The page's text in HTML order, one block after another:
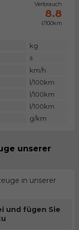
Verbrauch
8.8
l/100km
kg
s
km/h
l/100km
l/100km
l/100km
g/km
unserer
in unserer
und fügen Sie